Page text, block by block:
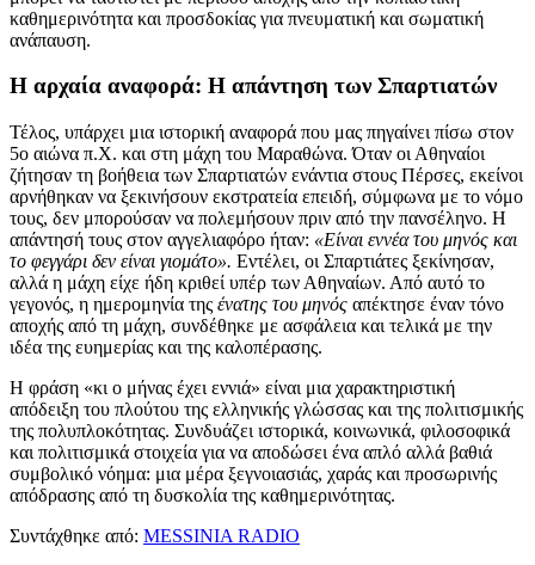
καθημερινότητα και προσδοκίας για πνευματική και σωματική
ανάπαυση.
Η αρχαία αναφορά: Η απάντηση των Σπαρτιατών
Τέλος, υπάρχει μια ιστορική αναφορά που μας πηγαίνει πίσω στον
5ο αιώνα π.Χ. και στη μάχη του Μαραθώνα. Όταν οι Αθηναίοι
ζήτησαν τη βοήθεια των Σπαρτιατών ενάντια στους Πέρσες, εκείνοι
αρνήθηκαν να ξεκινήσουν εκστρατεία επειδή, σύμφωνα με το νόμο
τους, δεν μπορούσαν να πολεμήσουν πριν από την πανσέληνο. Η
απάντησή τους στον αγγελιαφόρο ήταν: «Είναι εννέα του μηνός και
το φεγγάρι δεν είναι γιομάτο». Εντέλει, οι Σπαρτιάτες ξεκίνησαν,
αλλά η μάχη είχε ήδη κριθεί υπέρ των Αθηναίων. Από αυτό το
γεγονός, η ημερομηνία της ένατης του μηνός απέκτησε έναν τόνο
αποχής από τη μάχη, συνδέθηκε με ασφάλεια και τελικά με την
ιδέα της ευημερίας και της καλοπέρασης.
Η φράση «κι ο μήνας έχει εννιά» είναι μια χαρακτηριστική
απόδειξη του πλούτου της ελληνικής γλώσσας και της πολιτισμικής
της πολυπλοκότητας. Συνδυάζει ιστορικά, κοινωνικά, φιλοσοφικά
και πολιτισμικά στοιχεία για να αποδώσει ένα απλό αλλά βαθιά
συμβολικό νόημα: μια μέρα ξεγνοιασιάς, χαράς και προσωρινής
απόδρασης από τη δυσκολία της καθημερινότητας.
Συντάχθηκε από: MESSINIA RADIO